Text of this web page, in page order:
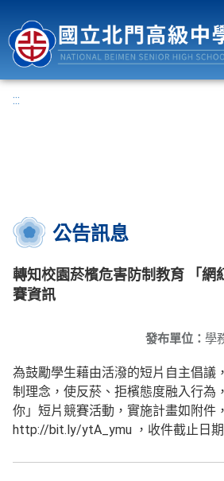
:::
公告訊息
轉知校園菸檳危害防制教育 「網
賽資訊
發布單位： 學
為鼓勵學生藉由活潑的短片自主倡議
制理念，使反菸、拒檳態度融入行為
你」短片競賽活動，實施計畫如附件
http://bit.ly/ytA_ymu ，收件截止日期